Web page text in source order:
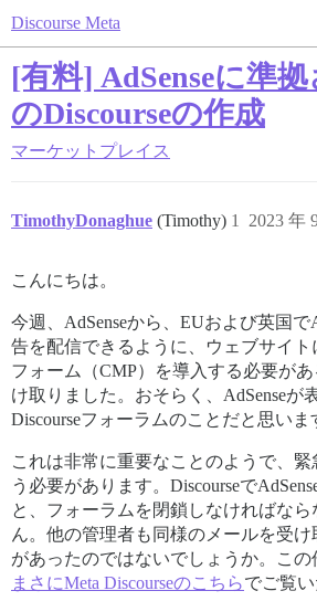
Discourse Meta
[有料] AdSenseに準
のDiscourseの作成
マーケットプレイス
TimothyDonaghue (Timothy) 2023 年
1
こんにちは。
今週、AdSenseから、EUおよび英国で
告を配信できるように、ウェブサイト
フォーム（CMP）を導入する必要が
け取りました。おそらく、AdSenseが
Discourseフォーラムのことだと思いま
これは非常に重要なことのようで、
う必要があります。Discourseで
と、フォーラムを閉鎖しなければな
ん。他の管理者も同様のメールを受
があったのではないでしょうか。この
まさにMeta Discourseのこちらでご覧い